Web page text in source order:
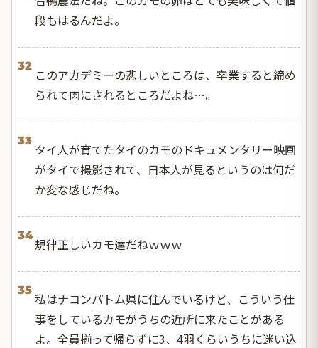
段もはるんだよ。
32
このアカデミーの悲しいところは、卒業すると締め
られて肉にされるところだよね…。
33
タイ人が育てたタイのカモのドキュメンタリー映画
がタイで撮影されて、日本人が見るというのは何だ
か変な感じだね。
34
規律正しいカモ達だねｗｗｗ
35
私はナコンパトム県に住んでいるけど、こういう仕
事をしているカモがうちの近所に来たことがある
よ。全員揃って帰らずに3、4羽くらいうちに迷い込